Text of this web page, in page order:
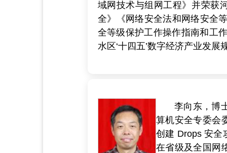
域网技术与组网工程》并荣获
全》《网络安全法和网络安全
全等级保护工作操作指南和工
水区‘十四五’数字经济产业发展
李向东，博
算机安全专委会
创建 Drops 安全
在省级及全国网